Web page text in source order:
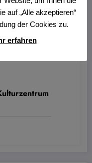
auf „Alle akzeptieren“
der Cookies zu.
erfahren